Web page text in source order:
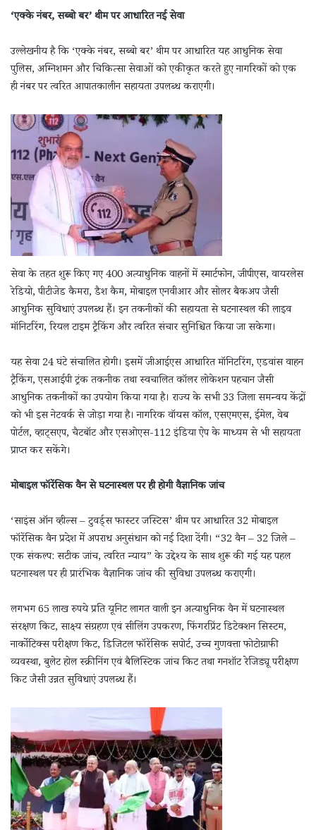
‘एक्के नंबर, सब्बो बर’ थीम पर आधारित नई सेवा
उल्लेखनीय है कि ‘एक्के नंबर, सब्बो बर’ थीम पर आधारित यह आधुनिक सेवा
पुलिस, अग्निशमन और चिकित्सा सेवाओं को एकीकृत करते हुए नागरिकों को एक
ही नंबर पर त्वरित आपातकालीन सहायता उपलब्ध कराएगी।
सेवा के तहत शुरू किए गए 400 अत्याधुनिक वाहनों में स्मार्टफोन, जीपीएस, वायरलेस
रेडियो, पीटीजेड कैमरा, डैश कैम, मोबाइल एनवीआर और सोलर बैकअप जैसी
आधुनिक सुविधाएं उपलब्ध हैं। इन तकनीकों की सहायता से घटनास्थल की लाइव
मॉनिटरिंग, रियल टाइम ट्रैकिंग और त्वरित संचार सुनिश्चित किया जा सकेगा।
यह सेवा 24 घंटे संचालित होगी। इसमें जीआईएस आधारित मॉनिटरिंग, एडवांस वाहन
ट्रैकिंग, एसआईपी ट्रंक तकनीक तथा स्वचालित कॉलर लोकेशन पहचान जैसी
आधुनिक तकनीकों का उपयोग किया गया है। राज्य के सभी 33 जिला समन्वय केंद्रों
को भी इस नेटवर्क से जोड़ा गया है। नागरिक वॉयस कॉल, एसएमएस, ईमेल, वेब
पोर्टल, व्हाट्सएप, चैटबॉट और एसओएस-112 इंडिया ऐप के माध्यम से भी सहायता
प्राप्त कर सकेंगे।
मोबाइल फॉरेंसिक वैन से घटनास्थल पर ही होगी वैज्ञानिक जांच
‘साइंस ऑन व्हील्स – टुवर्ड्स फास्टर जस्टिस’ थीम पर आधारित 32 मोबाइल
फॉरेंसिक वैन प्रदेश में अपराध अनुसंधान को नई दिशा देंगी। “32 वैन – 32 जिले –
एक संकल्प: सटीक जांच, त्वरित न्याय” के उद्देश्य के साथ शुरू की गई यह पहल
घटनास्थल पर ही प्रारंभिक वैज्ञानिक जांच की सुविधा उपलब्ध कराएगी।
लगभग 65 लाख रुपये प्रति यूनिट लागत वाली इन अत्याधुनिक वैन में घटनास्थल
संरक्षण किट, साक्ष्य संग्रहण एवं सीलिंग उपकरण, फिंगरप्रिंट डिटेक्शन सिस्टम,
नार्कोटिक्स परीक्षण किट, डिजिटल फॉरेंसिक सपोर्ट, उच्च गुणवत्ता फोटोग्राफी
व्यवस्था, बुलेट होल स्क्रीनिंग एवं बैलिस्टिक जांच किट तथा गनशॉट रेजिड्यू परीक्षण
किट जैसी उन्नत सुविधाएं उपलब्ध हैं।